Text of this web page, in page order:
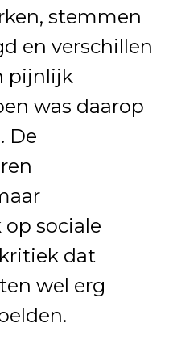
stemmen
en verschillen
pijnlijk
was daarop
De
sociale
dat
wel erg